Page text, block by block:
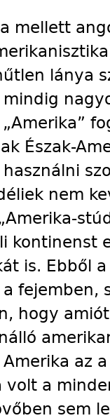
mellett
lánya
Észak-
nem
kontinenst
is. Ebből
fejemben,
hogy
az
a
sem